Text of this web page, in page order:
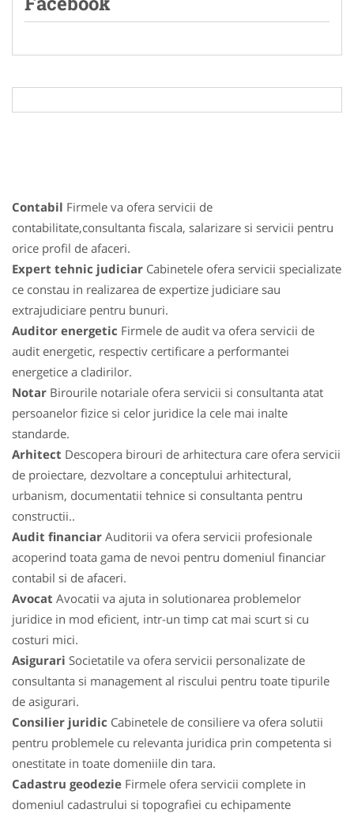
Contabil Firmele va ofera servicii de
contabilitate,consultanta fiscala, salarizare si servicii pentru
orice profil de afaceri.
Expert tehnic judiciar Cabinetele ofera servicii specializate
ce constau in realizarea de expertize judiciare sau
extrajudiciare pentru bunuri.
Auditor energetic Firmele de audit va ofera servicii de
audit energetic, respectiv certificare a performantei
energetice a cladirilor.
Notar Birourile notariale ofera servicii si consultanta atat
persoanelor fizice si celor juridice la cele mai inalte
standarde.
Arhitect Descopera birouri de arhitectura care ofera servicii
de proiectare, dezvoltare a conceptului arhitectural,
urbanism, documentatii tehnice si consultanta pentru
constructii..
Audit financiar Auditorii va ofera servicii profesionale
acoperind toata gama de nevoi pentru domeniul financiar
contabil si de afaceri.
Avocat Avocatii va ajuta in solutionarea problemelor
juridice in mod eficient, intr-un timp cat mai scurt si cu
costuri mici.
Asigurari Societatile va ofera servicii personalizate de
consultanta si management al riscului pentru toate tipurile
de asigurari.
Consilier juridic Cabinetele de consiliere va ofera solutii
pentru problemele cu relevanta juridica prin competenta si
onestitate in toate domeniile din tara.
Cadastru geodezie Firmele ofera servicii complete in
domeniul cadastrului si topografiei cu echipamente